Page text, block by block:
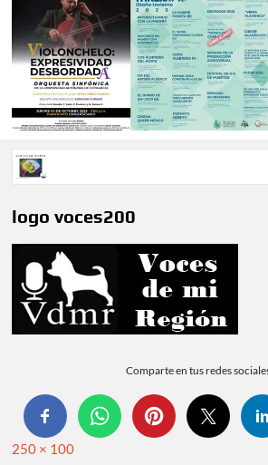
Voces de Papel Parral, edición especial
Voces de papel Parral edición Carlos
Invitan a participar en “Convocatoria
2026” para publicar textos académicos
logo voces200
Comparte en tus redes
250 × 100